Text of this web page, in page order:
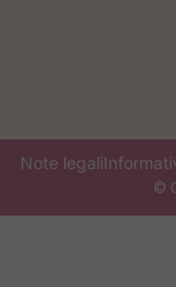
Note legali
©